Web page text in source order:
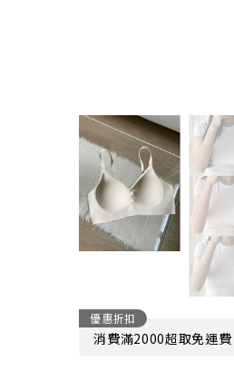
優惠折扣
消費滿2000超取免運費